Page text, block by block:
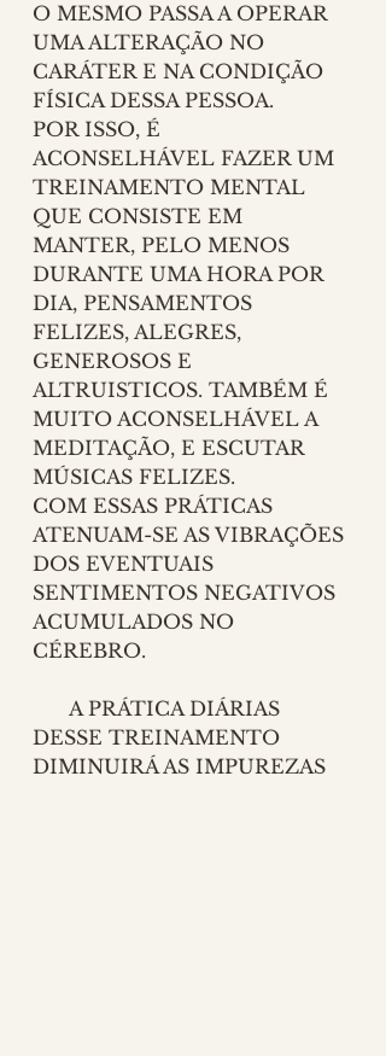
O MESMO PASSA A OPERAR
UMA ALTERAÇÃO NO
CARÁTER E NA CONDIÇÃO
FÍSICA DESSA PESSOA.
POR ISSO, É
ACONSELHÁVEL FAZER UM
TREINAMENTO MENTAL
QUE CONSISTE EM
MANTER, PELO MENOS
DURANTE UMA HORA POR
DIA, PENSAMENTOS
FELIZES, ALEGRES,
GENEROSOS E
ALTRUISTICOS. TAMBÉM É
MUITO ACONSELHÁVEL A
MEDITAÇÃO, E ESCUTAR
MÚSICAS FELIZES.
COM ESSAS PRÁTICAS
ATENUAM-SE AS VIBRAÇÕES
DOS EVENTUAIS
SENTIMENTOS NEGATIVOS
ACUMULADOS NO
CÉREBRO.
DESSE TREINAMENTO
DIMINUIRÁ AS IMPUREZAS